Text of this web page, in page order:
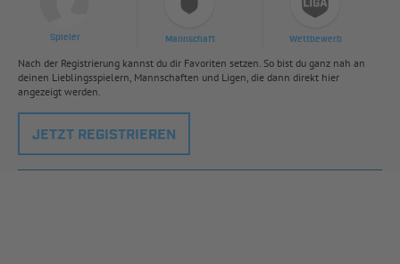
Spieler Mannschaft Wettbewerb
Nach der Registrierung kannst du dir Favoriten setzen. So bist du ganz nah an
deinen Lieblingsspielern, Mannschaften und Ligen, die dann direkt hier
angezeigt werden.
JETZT REGISTRIEREN